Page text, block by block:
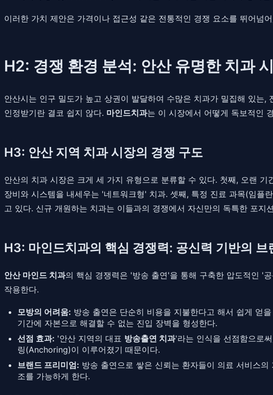
이러한 가치 제안은 가격이나 접근성 같은 전통적인 경쟁 요소를 뛰어넘
H2: 경쟁 환경 분석: 안산 유명한 치과
안산시는 인구 밀도가 높고 상권이 발달하여 수많은 치과가 밀집해 있
인정받기란 결코 쉽지 않다. 마인드치과는 이 시장에서 어떻게 독보적인
H3: 안산 지역 치과 시장의 경쟁 구도
안산의 치과 시장은 크게 세 가지 유형으로 분류할 수 있다. 첫째, 오랜
장비와 시스템을 내세우는 '네트워크형' 치과. 셋째, 특정 진료 과목(임
고 있다. 신규 개원하는 치과는 이들과의 경쟁에서 자신만의 독특한 포지
H3: 마인드치과의 핵심 경쟁력: 공신력 기반의 브
안산 마인드 치과의 핵심 경쟁력은 '방송 출연'을 통해 구축한 압도적인 '
작용한다.
모방의 어려움: 방송 출연은 단순히 비용을 지불한다고 해서 쉽게 얻
기간에 자본으로 해결할 수 없는 진입 장벽을 형성한다.
선점 효과: '안산 지역의 대표 방송출연 치과'라는 인식을 선점함으로
링(Anchoring)이 이루어졌기 때문이다.
브랜드 프리미엄: 방송 출연으로 쌓은 신뢰는 환자들이 의료 서비스
조를 가능하게 한다.